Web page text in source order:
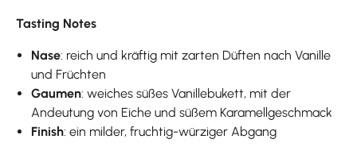
Tasting Notes
Nase: reich und kräftig mit zarten Düften nach Vanille
und Früchten
Gaumen: weiches süßes Vanillebukett, mit der
Andeutung von Eiche und süßem Karamellgeschmack
Finish: ein milder, fruchtig-würziger Abgang